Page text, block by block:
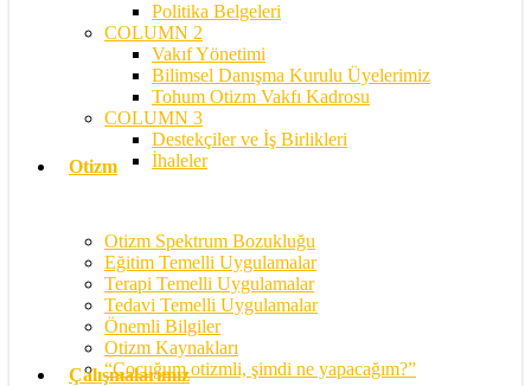
Politika Belgeleri
COLUMN 2
Vakıf Yönetimi
Bilimsel Danışma Kurulu Üyelerimiz
Tohum Otizm Vakfı Kadrosu
COLUMN 3
Destekçiler ve İş Birlikleri
İhaleler
Otizm
Otizm Spektrum Bozukluğu
Eğitim Temelli Uygulamalar
Terapi Temelli Uygulamalar
Tedavi Temelli Uygulamalar
Önemli Bilgiler
Otizm Kaynakları
“Çocuğum otizmli, şimdi ne yapacağım?”
Çalışmalarımız